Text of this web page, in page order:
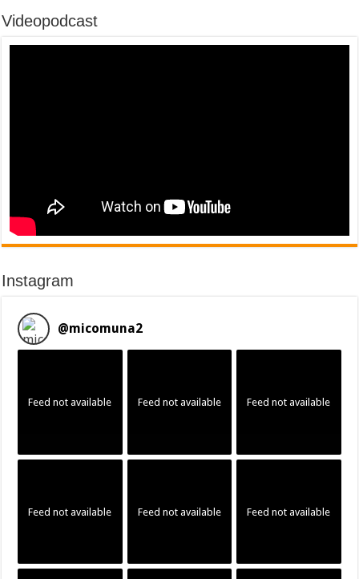
Videopodcast
Instagram
@micomuna2
Feed not available Feed not available Feed not available
Feed not available Feed not available Feed not available